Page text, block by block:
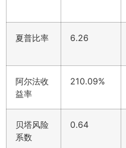
夏普比率 6.26
阿尔法收
益率
210.09%
贝塔风险
系数
0.64